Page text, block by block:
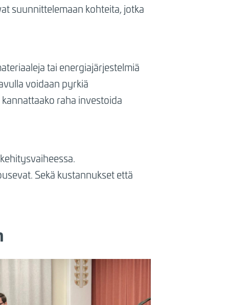
suunnittelemaan kohteita, jotka
tai energiajärjestelmiä
voidaan pyrkiä
raha investoida
Sekä kustannukset että